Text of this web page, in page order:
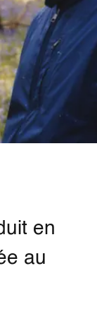
en
au